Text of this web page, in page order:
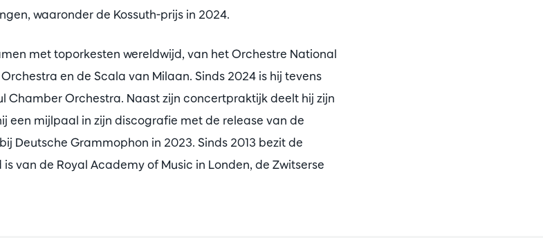
waaronder de Kossuth-prijs in 2024.
met toporkesten wereldwijd, van het Orchestre National
en de Scala van Milaan. Sinds 2024 is hij tevens
Chamber Orchestra. Naast zijn concertpraktijk deelt hij zijn
een mijlpaal in zijn discografie met de release van de
Deutsche Grammophon in 2023. Sinds 2013 bezit de
van de Royal Academy of Music in Londen, de Zwitserse